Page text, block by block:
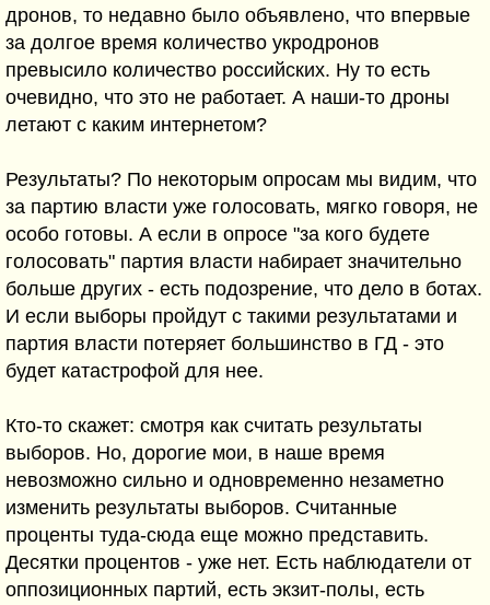
дронов, то недавно было объявлено, что впервые
за долгое время количество укродронов
превысило количество российских. Ну то есть
очевидно, что это не работает. А наши-то дроны
летают с каким интернетом?
Результаты? По некоторым опросам мы видим, что
за партию власти уже голосовать, мягко говоря, не
особо готовы. А если в опросе "за кого будете
голосовать" партия власти набирает значительно
больше других - есть подозрение, что дело в ботах.
И если выборы пройдут с такими результатами и
партия власти потеряет большинство в ГД - это
будет катастрофой для нее.
Кто-то скажет: смотря как считать результаты
выборов. Но, дорогие мои, в наше время
невозможно сильно и одновременно незаметно
изменить результаты выборов. Считанные
проценты туда-сюда еще можно представить.
Десятки процентов - уже нет. Есть наблюдатели от
оппозиционных партий, есть экзит-полы, есть